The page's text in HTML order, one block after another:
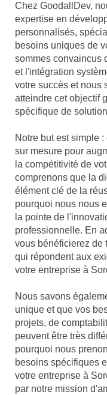
Chez GoodallDev,
expertise en
personnalisés,
besoins uniques de
sommes convaincus
et l'intégration
votre succès et nous
atteindre cet objectif
spécifique de
Notre but est simple
sur mesure pour
la compétitivité de
comprenons que la
élément clé de la
pourquoi nous nous
la pointe de
professionnelle. En
vous bénéficierez de
qui répondent aux
votre entreprise à
Nous savons
unique et que vos
projets, de
peuvent être très
pourquoi nous
besoins spécifiques
votre entreprise à
par notre mission